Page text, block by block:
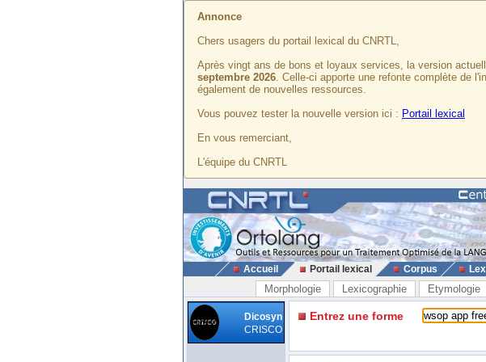
Annonce
Chers usagers du portail lexical du CNRTL,
Après vingt ans de bons et loyaux services, la version
septembre 2026. Celle-ci apporte une refonte complète de
également de nouvelles ressources.
Vous pouvez tester la nouvelle version ici : Portail lexical
En vous remerciant,
L'équipe du CNRTL
Accueil Portail lexical Corpus
Morphologie Lexicographie Etymologie
Dicosyn
CRISCO
Entrez une forme